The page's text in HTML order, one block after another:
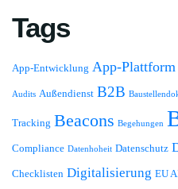
Tags
App-Entwicklung App-Plattform
Audits Außendienst B2B
Tracking Beacons Begehungen
Compliance Datenhoheit Datenschutz
Checklisten Digitalisierung EU